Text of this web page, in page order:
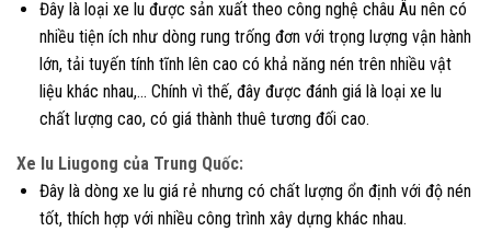
Đây là loại xe lu được sản xuất theo công nghệ châu Âu nên có
nhiều tiện ích như dòng rung trống đơn với trọng lượng vận hành
lớn, tải tuyến tính tĩnh lên cao có khả năng nén trên nhiều vật
liệu khác nhau,… Chính vì thế, đây được đánh giá là loại xe lu
chất lượng cao, có giá thành thuê tương đối cao.
Xe lu Liugong của Trung Quốc:
Đây là dòng xe lu giá rẻ nhưng có chất lượng ổn định với độ nén
tốt, thích hợp với nhiều công trình xây dựng khác nhau.